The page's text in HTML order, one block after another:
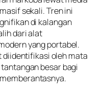
sekali. Tren ini
di kalangan
dari alat
yang portabel.
diidentifikasi oleh mata
besar bagi